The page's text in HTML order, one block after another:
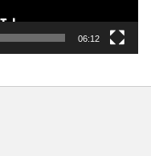
06:12